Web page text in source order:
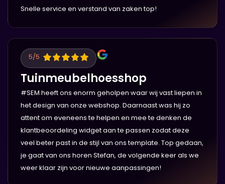
Snelle service en verstand van zaken top!
5/5
Tuinmeubelhoesshop
#SEM heeft ons enorm geholpen waar wij vast liepen in
het design van onze webshop. Daarnaast was hij zo
attent om eveneens te helpen en mee te denken de
klantbeoordeling widget aan te passen zodat deze
veel beter past in de stijl van ons template. Top gedaan,
je gaat van ons horen Stefan, de volgende keer als we
weer klaar zijn voor nieuwe aanpassingen!